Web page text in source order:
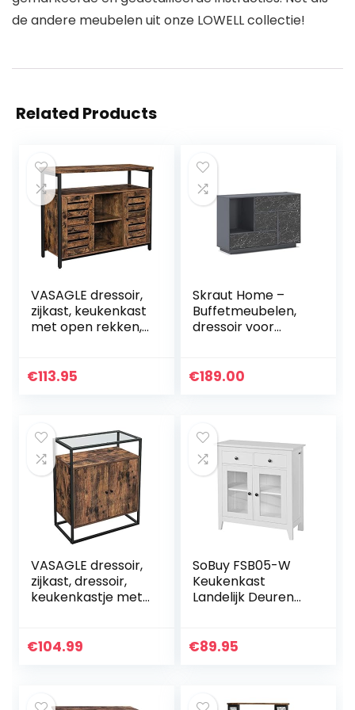
de andere meubelen uit onze LOWELL collectie!
Related Products
VASAGLE dressoir,
zijkast, keukenkast
met open rekken,
lamellendeuren,
€113.95
Skraut Home –
Buffetmeubelen,
dressoir voor
van het frame
€189.00
VASAGLE dressoir,
zijkast, dressoir,
keukenkastje met
kantoor, stabiel
€104.99
SoBuy FSB05-W
Keukenkast
Landelijk Deuren
Glazen Deuren –
€89.95